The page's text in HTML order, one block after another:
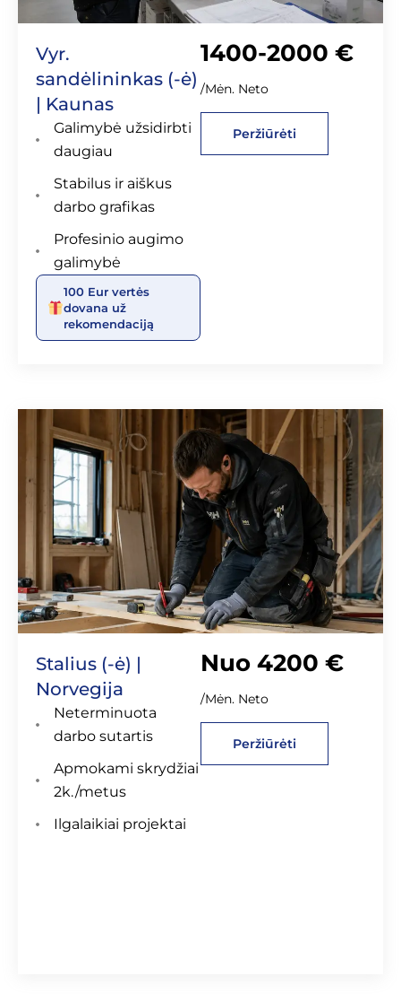
Vyr.
sandėlininkas (-ė)
| Kaunas
Galimybė užsidirbti
daugiau
Stabilus ir aiškus
darbo grafikas
Profesinio augimo
galimybė
100 Eur vertės
dovana už
rekomendaciją
1400-2000 €
/Mėn. Neto
Peržiūrėti
Stalius (-ė) |
Norvegija
Neterminuota
darbo sutartis
Apmokami skrydžiai
2k./metus
Ilgalaikiai projektai
Nuo 4200 €
/Mėn. Neto
Peržiūrėti